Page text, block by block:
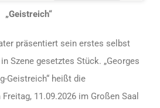
„Geistreich“
präsentiert sein erstes selbst
Szene gesetztes Stück. „Georges
Geistreich“ heißt die
11.09.2026 im Großen Saal